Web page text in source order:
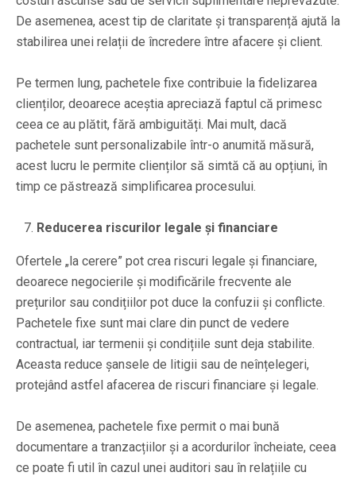
De asemenea, acest tip de claritate și transparență ajută la
stabilirea unei relații de încredere între afacere și client.
Pe termen lung, pachetele fixe contribuie la fidelizarea
clienților, deoarece aceștia apreciază faptul că primesc
ceea ce au plătit, fără ambiguități. Mai mult, dacă
pachetele sunt personalizabile într-o anumită măsură,
acest lucru le permite clienților să simtă că au opțiuni, în
timp ce păstrează simplificarea procesului.
Reducerea riscurilor legale și financiare
Ofertele „la cerere” pot crea riscuri legale și financiare,
deoarece negocierile și modificările frecvente ale
prețurilor sau condițiilor pot duce la confuzii și conflicte.
Pachetele fixe sunt mai clare din punct de vedere
contractual, iar termenii și condițiile sunt deja stabilite.
Aceasta reduce șansele de litigii sau de neînțelegeri,
protejând astfel afacerea de riscuri financiare și legale.
De asemenea, pachetele fixe permit o mai bună
documentare a tranzacțiilor și a acordurilor încheiate, ceea
ce poate fi util în cazul unei auditori sau în relațiile cu